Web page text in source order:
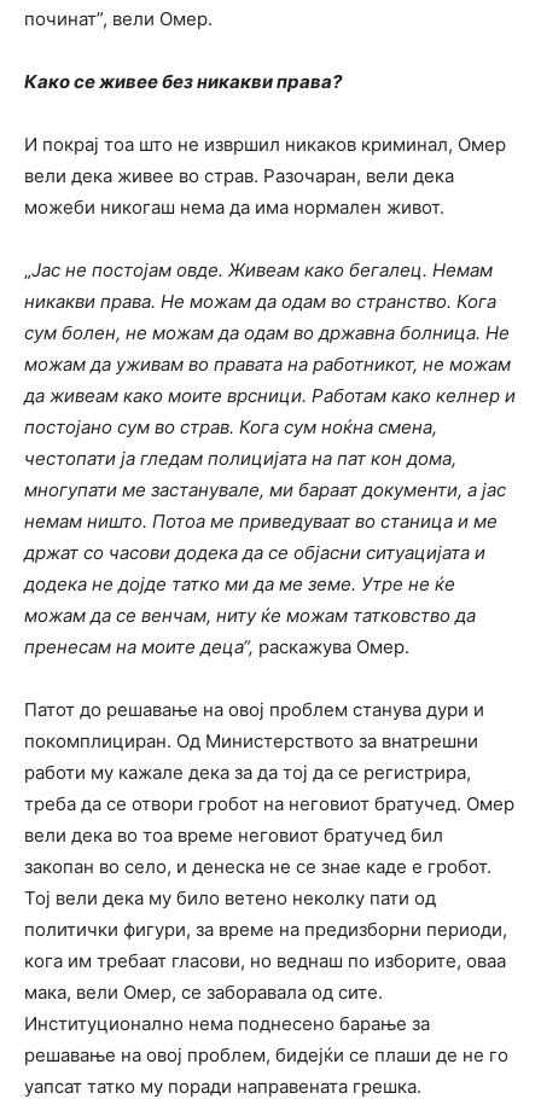
починат”, вели Омер.
Како се живее без никакви права?
И покрај тоа што не извршил никаков криминал, Омер
вели дека живее во страв. Разочаран, вели дека
можеби никогаш нема да има нормален живот.
„Јас не постојам овде. Живеам како бегалец. Немам
никакви права. Не можам да одам во странство. Кога
сум болен, не можам да одам во државна болница. Не
можам да уживам во правата на работникот, не можам
да живеам како моите врсници. Работам како келнер и
постојано сум во страв. Кога сум ноќна смена,
честопати ја гледам полицијата на пат кон дома,
многупати ме застанувале, ми бараат документи, а јас
немам ништо. Потоа ме приведуваат во станица и ме
држат со часови додека да се објасни ситуацијата и
додека не дојде татко ми да ме земе. Утре не ќе
можам да се венчам, ниту ќе можам татковство да
пренесам на моите деца“, раскажува Омер.
Патот до решавање на овој проблем станува дури и
покомплициран. Од Министерството за внатрешни
работи му кажале дека за да тој да се регистрира,
треба да се отвори гробот на неговиот братучед. Омер
вели дека во тоа време неговиот братучед бил
закопан во село, и денеска не се знае каде е гробот.
Тој вели дека му било ветено неколку пати од
политички фигури, за време на предизборни периоди,
кога им требаат гласови, но веднаш по изборите, оваа
мака, вели Омер, се заборавала од сите.
Институционално нема поднесено барање за
решавање на овој проблем, бидејќи се плаши де не го
уапсат татко му поради направената грешка.